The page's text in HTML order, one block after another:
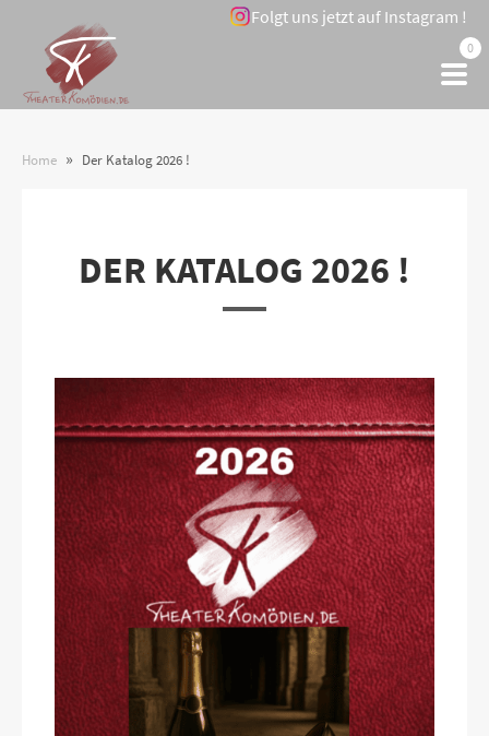
Folgt uns jetzt auf Instagram !
0
Home » Der Katalog 2026 !
DER KATALOG 2026 !